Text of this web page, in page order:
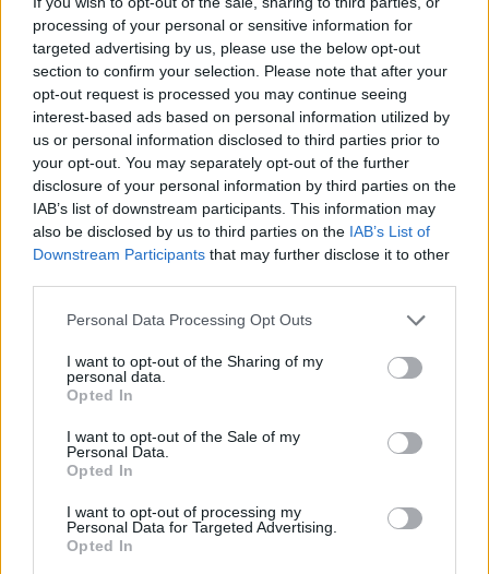
processing of your personal or sensitive information for
targeted advertising by us, please use the below opt-out
section to confirm your selection. Please note that after your
opt-out request is processed you may continue seeing
interest-based ads based on personal information utilized by
us or personal information disclosed to third parties prior to
your opt-out. You may separately opt-out of the further
disclosure of your personal information by third parties on the
IAB’s list of downstream participants. This information may
also be disclosed by us to third parties on the IAB’s List of
Downstream Participants that may further disclose it to other
Personal Data Processing Opt Outs
I want to opt-out of the Sharing of my
personal data.
Opted In
I want to opt-out of the Sale of my
Personal Data.
Opted In
I want to opt-out of processing my
Personal Data for Targeted Advertising.
Opted In
Κάποιοι μάλιστα υπέθεσαν ότι η νίκη της Shiino
οφείλεται εν μέρει στη συνεχιζόμενη πολεμική
σύγκρουση της χώρας καταγωγής της, με έναν
χρήστη να γράφει:«Αν είχε γεννηθεί Ρωσίδα, δεν
θα είχε κερδίσει. Καμία πιθανότητα. Προφανώς τα
θλιβερή μέρα για την Ιαπωνία».
Ο Ai Wada, διοργανωτής των καλλιστείων,
υπερασπίστηκε την απόφαση, λέγοντας ότι η νίκη
της Shiino«μας έδωσε την ευκαιρία να
επανεξετάσουμε τι είναι η ιαπωνική ομορφιά»